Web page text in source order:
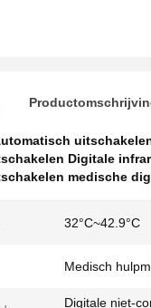
Digitale
medische
32°C~42.9°C
Medisch
Digitale niet-